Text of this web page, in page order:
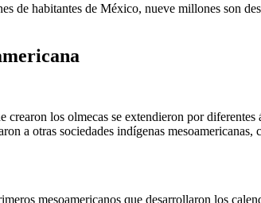
de habitantes de México, nueve millones son
crearon los olmecas se extendieron por
a otras sociedades indígenas
mesoamericanos que desarrollaron los